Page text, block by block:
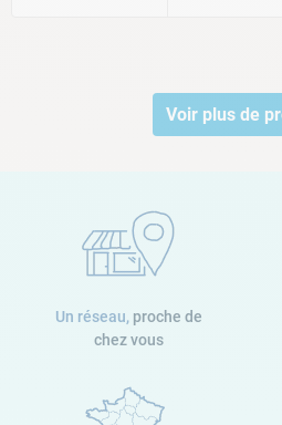
Voir plus de
Un réseau, proche de
chez vous